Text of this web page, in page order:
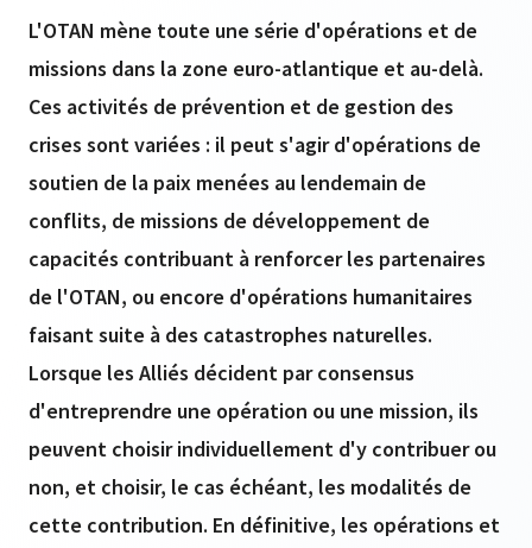
L'OTAN mène toute une série d'opérations et de
missions dans la zone euro-atlantique et au-delà.
Ces activités de prévention et de gestion des
crises sont variées : il peut s'agir d'opérations de
soutien de la paix menées au lendemain de
conflits, de missions de développement de
capacités contribuant à renforcer les partenaires
de l'OTAN, ou encore d'opérations humanitaires
faisant suite à des catastrophes naturelles.
Lorsque les Alliés décident par consensus
d'entreprendre une opération ou une mission, ils
peuvent choisir individuellement d'y contribuer ou
non, et choisir, le cas échéant, les modalités de
cette contribution. En définitive, les opérations et